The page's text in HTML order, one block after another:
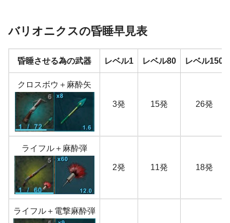
バリオニクスの昏睡早見表
昏睡させる為の武器 レベル1 レベル80 レベル150
クロスボウ＋麻酔矢
3発 15発 26発
ライフル＋麻酔弾
2発 11発 18発
ライフル＋電撃麻酔弾